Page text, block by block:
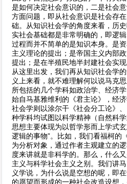
是如何决定社会意识的，二是社会
方面问题，即从社会意识是社会存
础。从知识社会学的角度来看，历
实社会基础都是非常明确的，即逻
过程而并不简单的是知识本身。是
主义理论的提出；是帝国主义内部
提出；是在半殖民地半封建社会实
从这里出发，我们再从知识社会学
义上来看，就不难理解何以说马克
所包括的几个学科如政治学、经济
始自马基雅维利的《君主论》，经
社会学则以涂尔干《社会分工论》
种学科均试图以科学精神（自然科
思想主要体现为以哲学形而上学式
逻辑的事物”。比如，我们看福柯的
为分析对象，通过作者主观建立的
度来讲就是非科学的。那么，什么
主义与科学社会主义之别。我们讲
义学说，为什么说是空想的呢，即
的愿望而形成的一种社会改造设想